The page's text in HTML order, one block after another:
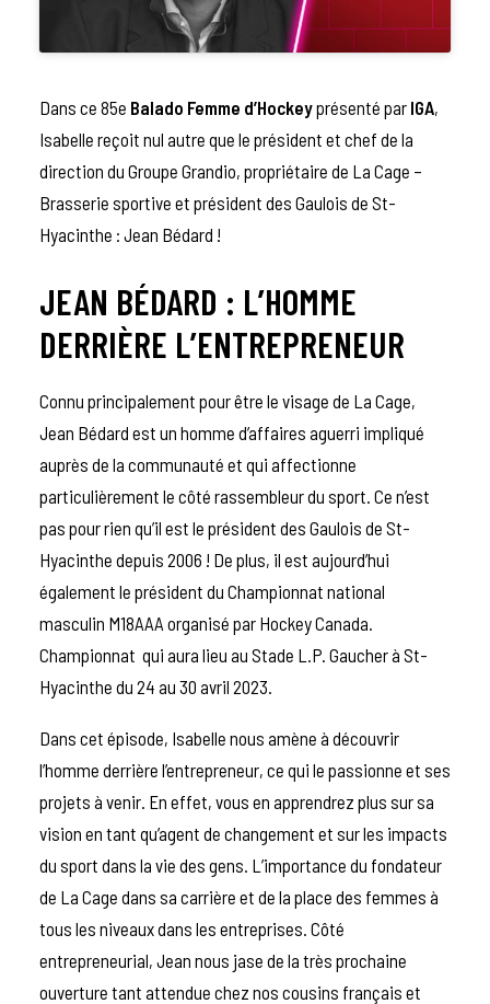
Dans ce 85e Balado Femme d’Hockeyprésenté par IGA,
Isabelle reçoit nul autre que le président et chef de la
direction du Groupe Grandio, propriétaire de La Cage –
Brasserie sportive et président des Gaulois de St-
Hyacinthe : Jean Bédard !
JEAN BÉDARD : L’HOMME
DERRIÈRE L’ENTREPRENEUR
Connu principalement pour être le visage de La Cage,
Jean Bédard est un homme d’affaires aguerri impliqué
auprès de la communauté et qui affectionne
particulièrement le côté rassembleur du sport. Ce n’est
pas pour rien qu’il est le président des Gaulois de St-
Hyacinthe depuis 2006 ! De plus, il est aujourd’hui
également le président du Championnat national
masculin M18AAA organisé par Hockey Canada.
Championnat qui aura lieu au Stade L.P. Gaucher à St-
Hyacinthe du 24 au 30 avril 2023.
Dans cet épisode, Isabelle nous amène à découvrir
l’homme derrière l’entrepreneur, ce qui le passionne et ses
projets à venir. En effet, vous en apprendrez plus sur sa
vision en tant qu’agent de changement et sur les impacts
du sport dans la vie des gens. L’importance du fondateur
de La Cage dans sa carrière et de la place des femmes à
tous les niveaux dans les entreprises. Côté
entrepreneurial, Jean nous jase de la très prochaine
ouverture tant attendue chez nos cousins français et